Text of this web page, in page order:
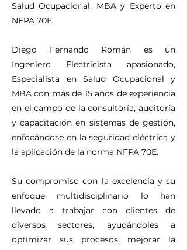
Salud Ocupacional, MBA y Experto en
NFPA 70E
Diego Fernando Román es un
Ingeniero Electricista apasionado,
Especialista en Salud Ocupacional y
MBA con más de 15 años de experiencia
en el campo de la consultoría, auditoría
y capacitación en sistemas de gestión,
enfocándose en la seguridad eléctrica y
la aplicación de la norma NFPA 70E.
Su compromiso con la excelencia y su
enfoque multidisciplinario lo han
llevado a trabajar con clientes de
diversos sectores, ayudándoles a
optimizar sus procesos, mejorar la